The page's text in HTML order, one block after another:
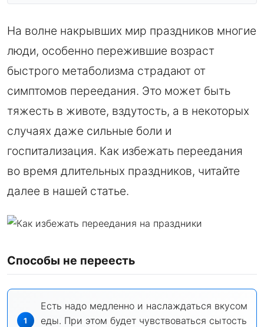
На волне накрывших мир праздников многие
люди, особенно пережившие возраст
быстрого метаболизма страдают от
симптомов переедания. Это может быть
тяжесть в животе, вздутость, а в некоторых
случаях даже сильные боли и
госпитализация. Как избежать переедания
во время длительных праздников, читайте
далее в нашей статье.
Способы не переесть
Есть надо медленно и наслаждаться вкусом
еды. При этом будет чувствоваться сытость